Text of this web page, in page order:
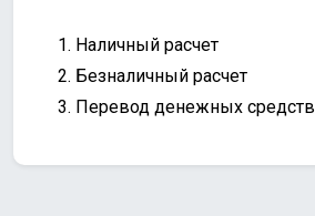
Наличный расчет
Безналичный расчет
Перевод денежных средств